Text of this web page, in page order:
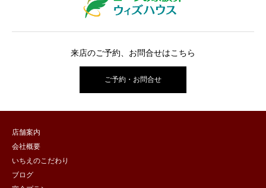
来店のご予約、お問合せはこちら
ご予約・お問合せ
店舗案内
会社概要
いちえのこだわり
ブログ